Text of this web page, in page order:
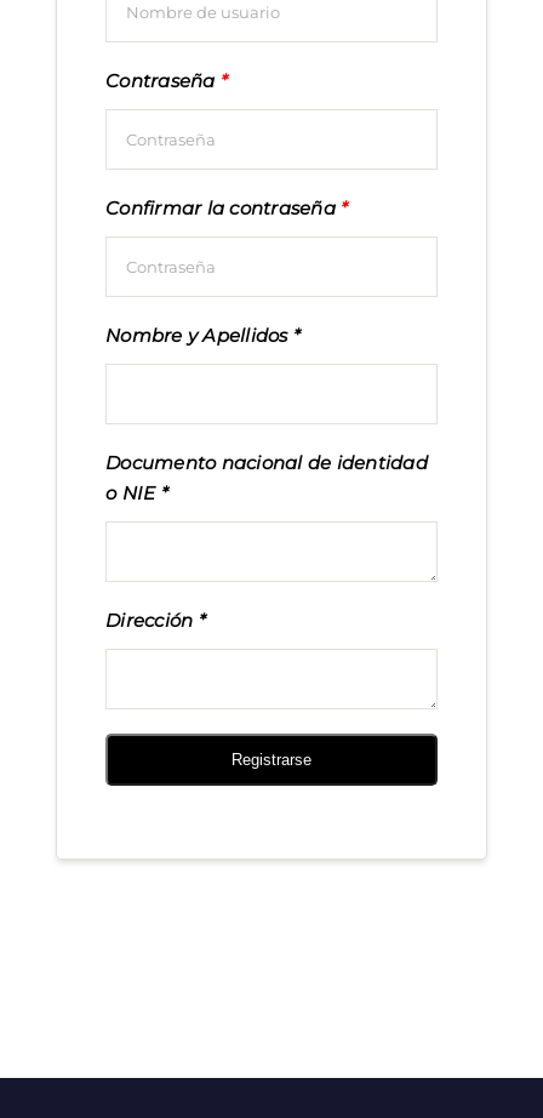
Contraseña *
Confirmar la contraseña *
Nombre y Apellidos
Documento nacional de identidad
o NIE
Dirección
Registrarse